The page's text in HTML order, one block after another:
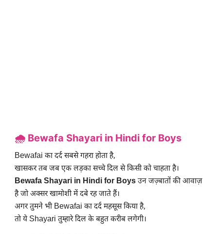
🌧️ Bewafa Shayari in Hindi for Boys
Bewafai का दर्द सबसे गहरा होता है,
खासकर तब जब एक लड़का सच्चे दिल से किसी को चाहता है।
Bewafa Shayari in Hindi for Boys उन जज़्बातों की आवाज़
है जो अक्सर खामोशी में दबे रह जाते हैं।
अगर तुमने भी Bewafai का दर्द महसूस किया है,
तो ये Shayari तुम्हारे दिल के बहुत करीब लगेगी।